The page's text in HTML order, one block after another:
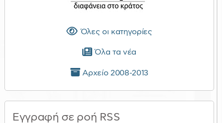
Όλες οι κατηγορίες
Όλα τα νέα
Αρχείο 2008-2013
Εγγραφή σε ροή RSS